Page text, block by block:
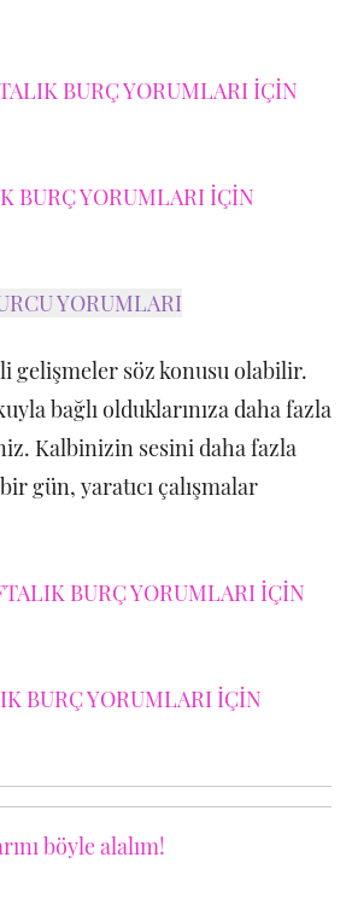
BURÇ YORUMLARI İÇİN
BURÇ YORUMLARI İÇİN
YORUMLARI
gelişmeler söz konusu olabilir.
bağlı olduklarınıza daha fazla
Kalbinizin sesini daha fazla
gün, yaratıcı çalışmalar
BURÇ YORUMLARI İÇİN
BURÇ YORUMLARI İÇİN
böyle alalım!